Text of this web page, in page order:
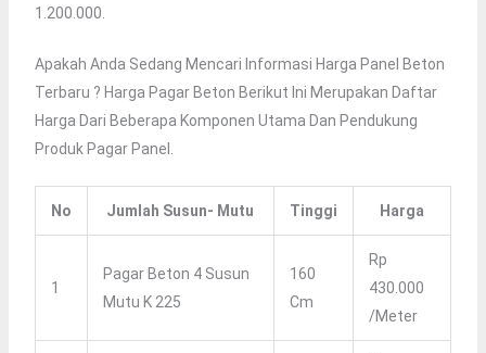
1.200.000.
Apakah Anda Sedang Mencari Informasi Harga Panel Beton
Terbaru ? Harga Pagar Beton Berikut Ini Merupakan Daftar
Harga Dari Beberapa Komponen Utama Dan Pendukung
Produk Pagar Panel.
No Jumlah Susun- Mutu Tinggi Harga
1
Pagar Beton 4 Susun
Mutu K 225
160
Cm
Rp
430.000
/meter